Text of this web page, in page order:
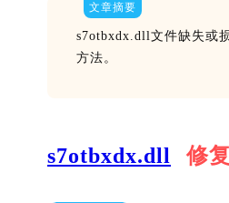
文章摘要
s7otbxdx.dll文件缺失或
方法。
s7otbxdx.dll 修